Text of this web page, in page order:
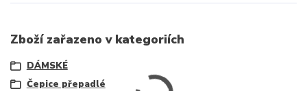
Zboží zařazeno v kategoriích
DÁMSKÉ
Čepice přepadlé